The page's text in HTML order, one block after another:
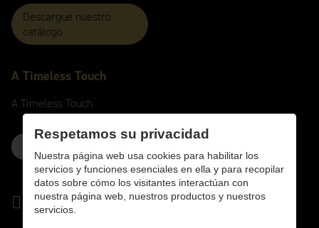
Descargue nuestro
catálogo
A Timeless Touch
A TimelessTouch
Respetamos su privacidad
Nuestra página web usa cookies para habilitar los
servicios y funciones esenciales en ella y para recopilar
datos sobre cómo los visitantes interactúan con
nuestra página web, nuestros productos y nuestros
servicios.